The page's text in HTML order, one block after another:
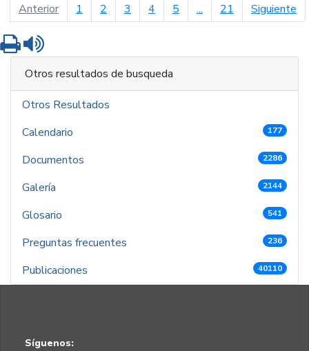
Anteriorpágina anterior
1 2 3 4 5 ... 21 Siguiente
Imprimir
Otros resultados de busqueda
Otros Resultados
Calendario
177
Documentos 2286
Galería 2144
Glosario 541
Preguntas frecuentes 236
Publicaciones 40110
Síguenos: